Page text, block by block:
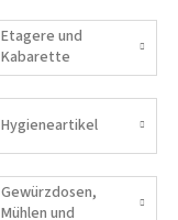
Etagere und
Kabarette
Hygieneartikel
Gewürzdosen,
Mühlen und